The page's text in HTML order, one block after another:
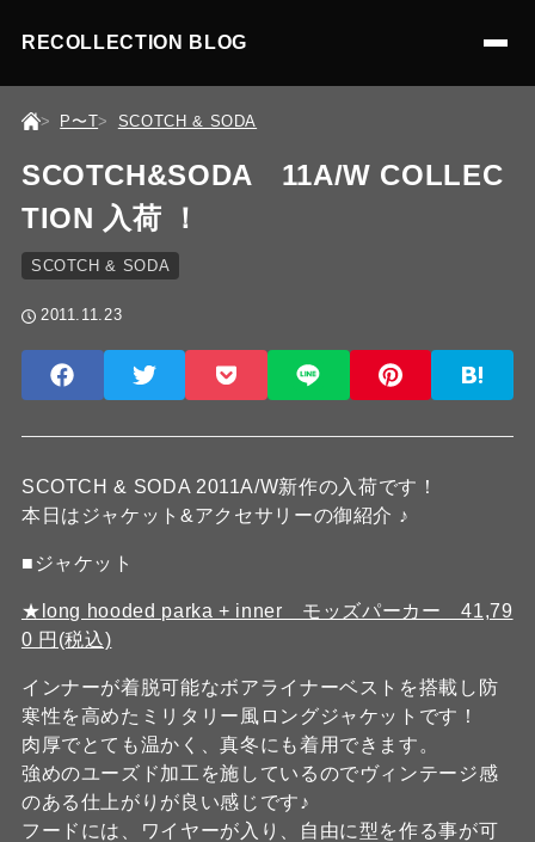
RECOLLECTION BLOG
P〜T SCOTCH & SODA
SCOTCH&SODA 11A/W COLLEC
TION 入荷 ！
SCOTCH & SODA
2011.11.23
SCOTCH & SODA 2011A/W新作の入荷です！
本日はジャケット&アクセサリーの御紹介 ♪
■ジャケット
★long hooded parka + inner モッズパーカー 41,79
0 円(税込)
インナーが着脱可能なボアライナーベストを搭載し防
寒性を高めたミリタリー風ロングジャケットです！
肉厚でとても温かく、真冬にも着用できます。
強めのユーズド加工を施しているのでヴィンテージ感
のある仕上がりが良い感じです♪
フードには、ワイヤーが入り、自由に型を作る事が可